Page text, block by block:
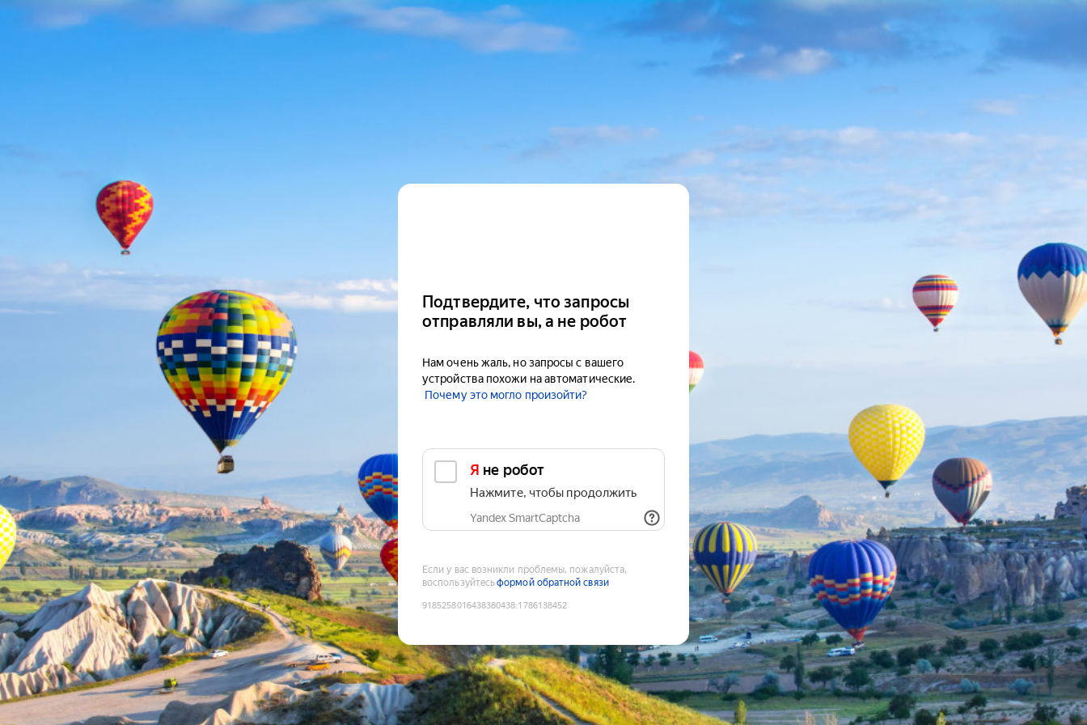
Подтвердите, что запросы
отправляли вы, а не робот
Нам очень жаль, но запросы с вашего
устройства похожи на автоматические.
Почему это могло произойти?
Я не робот
Нажмите, чтобы продолжить
Yandex SmartCaptcha
Если у вас возникли проблемы, пожалуйста,
воспользуйтесьформой обратной связи
9185258016438380438:1786138452